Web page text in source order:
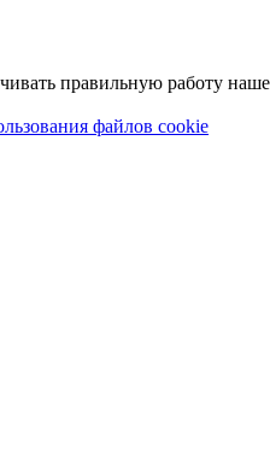
правильную работу
файлов cookie